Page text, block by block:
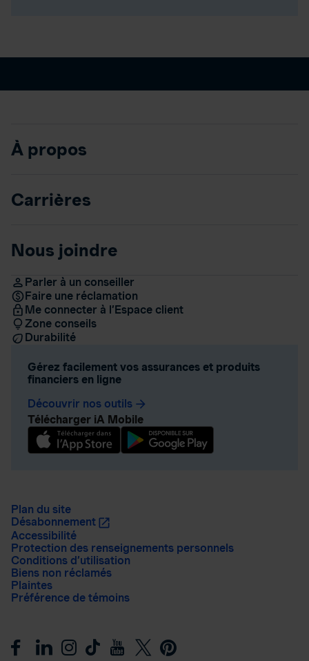
À propos
Carrières
Nous joindre
Parler à un conseiller
Faire une réclamation
Me connecter à l’Espace client
Zone conseils
Durabilité
Gérez facilement vos assurances et produits
financiers en ligne
Découvrir nos outils arrow_forward
Télécharger iA Mobile
Plan du site
Désabonnement
Accessibilité
Protection des renseignements personnels
Conditions d’utilisation
Biens non réclamés
Plaintes
Préférence de témoins